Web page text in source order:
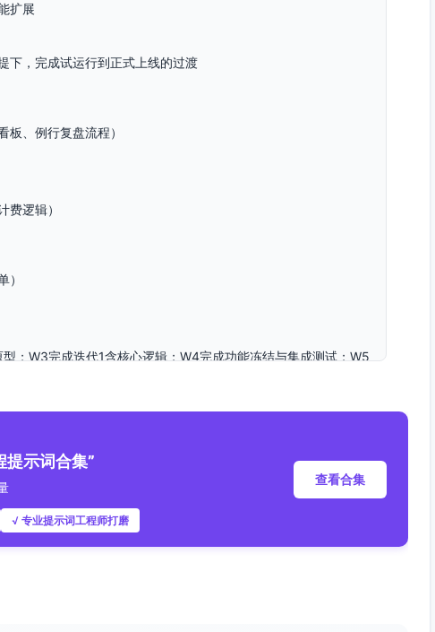
扩展
下，完成试运行到正式上线的过渡
板、例行复盘流程）
费逻辑）
）
；W3完成迭代1含核心逻辑；W4完成功能冻结与集成测试；W5
过内审；出现重大故障需具备30分钟内回滚能力
扩容约1万
W2）
提示词合集”
√ 专业提示词工程师打磨
查看合集